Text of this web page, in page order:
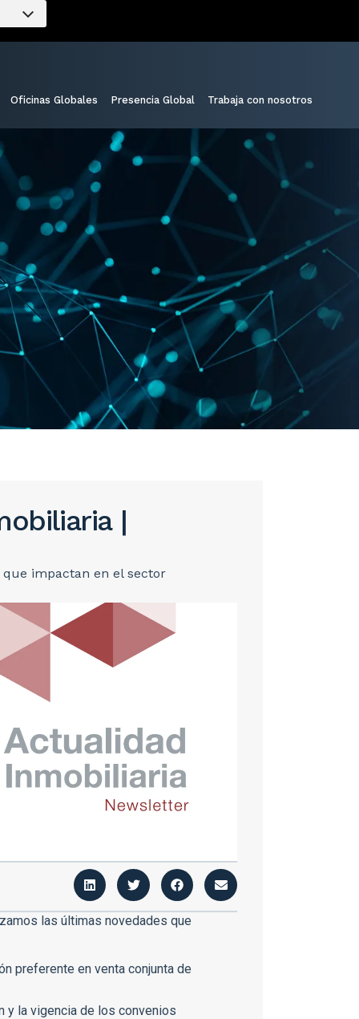
Oficinas Globales Presencia Global Trabaja con nosotros
|
impactan en el sector
las últimas novedades que
preferente en venta conjunta de
y la vigencia de los convenios